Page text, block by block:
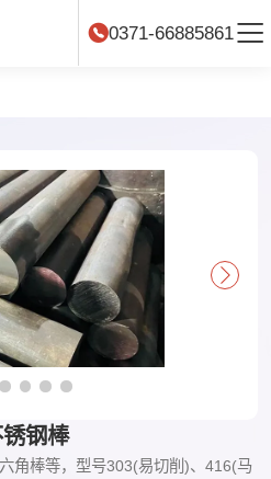
0371-66885861
钢棒
角棒等，型号303(易切削)、416(马